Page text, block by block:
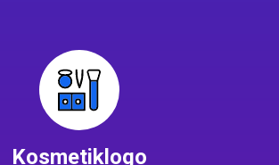
Kosmetiklogo